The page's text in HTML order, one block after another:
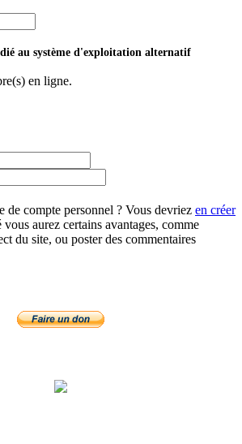
au système d'exploitation alternatif
en ligne.
de compte personnel ? Vous devriez en créer
aurez certains avantages, comme
du site, ou poster des commentaires